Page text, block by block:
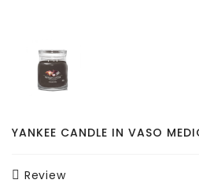
YANKEE CANDLE IN VASO
Review